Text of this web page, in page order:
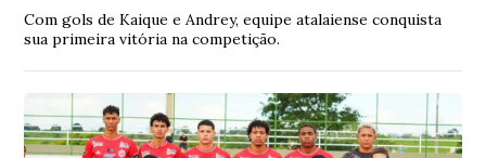
Com gols de Kaique e Andrey, equipe atalaiense conquista
sua primeira vitória na competição.